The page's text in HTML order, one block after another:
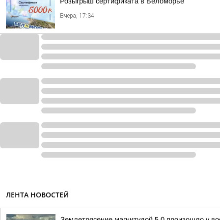
Вчера, 17:34
ЛЕНТА НОВОСТЕЙ